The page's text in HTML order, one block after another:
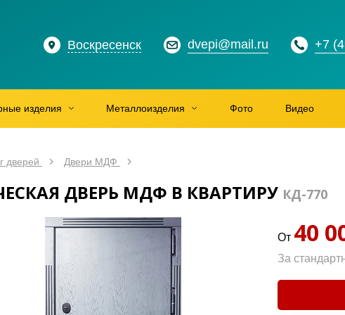
Воскресенск dvepi@mail.ru +7
изделия Металлоизделия Фото Видео
дверей Двери МДФ
ДВЕРЬ МДФ В КВАРТИРУ КД-770
От 40
За